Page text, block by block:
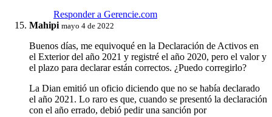
Responder a Gerencie.com
Mahipi mayo 4 de 2022
Buenos días, me equivoqué en la Declaración de Activos en
el Exterior del año 2021 y registré el año 2020, pero el valor y
el plazo para declarar están correctos. ¿Puedo corregirlo?
La Dian emitió un oficio diciendo que no se había declarado
el año 2021. Lo raro es que, cuando se presentó la declaración
con el año errado, debió pedir una sanción por